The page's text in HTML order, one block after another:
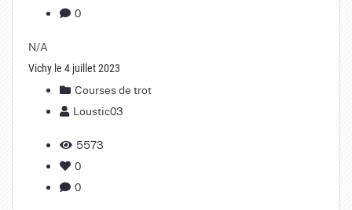
0
N/A
Vichy le 4 juillet 2023
Courses de trot
Loustic03
5573
0
0